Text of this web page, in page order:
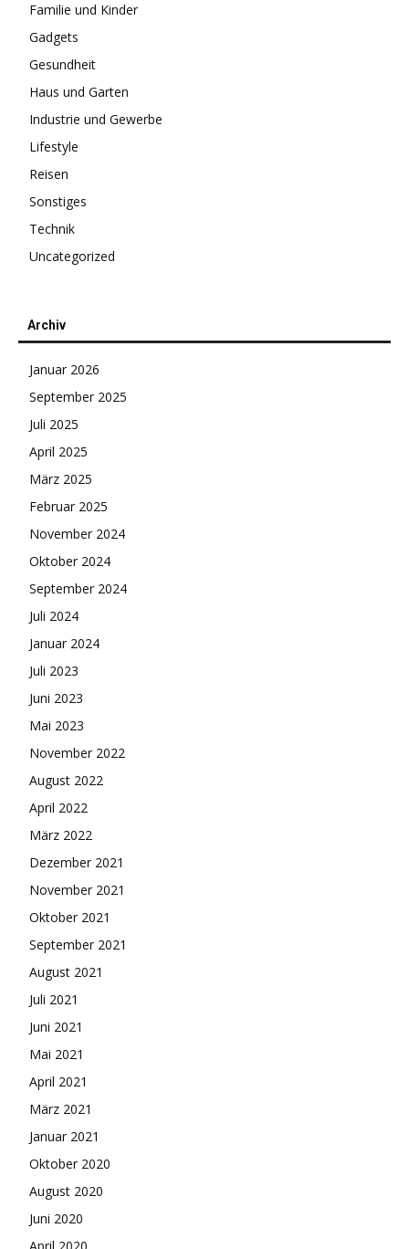
Familie und Kinder
Gadgets
Gesundheit
Haus und Garten
Industrie und Gewerbe
Lifestyle
Reisen
Sonstiges
Technik
Uncategorized
Archiv
Januar 2026
September 2025
Juli 2025
April 2025
März 2025
Februar 2025
November 2024
Oktober 2024
September 2024
Juli 2024
Januar 2024
Juli 2023
Juni 2023
Mai 2023
November 2022
August 2022
April 2022
März 2022
Dezember 2021
November 2021
Oktober 2021
September 2021
August 2021
Juli 2021
Juni 2021
Mai 2021
April 2021
März 2021
Januar 2021
Oktober 2020
August 2020
Juni 2020